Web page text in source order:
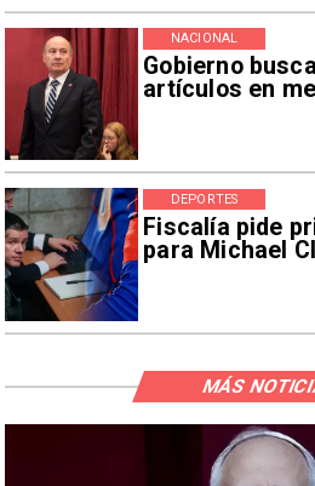
Gobierno
artículos en
NACIONAL
Fiscalía pide
para Michael
DEPORTES
MÁS